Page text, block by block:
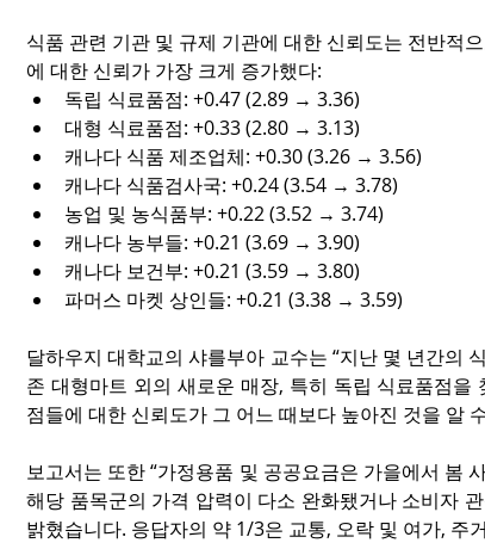
식품 관련 기관 및 규제 기관에 대한 신뢰도는 전반적
에 대한 신뢰가 가장 크게 증가했다:
독립 식료품점: +0.47 (2.89 → 3.36)
대형 식료품점: +0.33 (2.80 → 3.13)
캐나다 식품 제조업체: +0.30 (3.26 → 3.56)
캐나다 식품검사국: +0.24 (3.54 → 3.78)
농업 및 농식품부: +0.22 (3.52 → 3.74)
캐나다 농부들: +0.21 (3.69 → 3.90)
캐나다 보건부: +0.21 (3.59 → 3.80)
파머스 마켓 상인들: +0.21 (3.38 → 3.59)
달하우지 대학교의 샤를부아 교수는 “지난 몇 년간의
존 대형마트 외의 새로운 매장, 특히 독립 식료품점
점들에 대한 신뢰도가 그 어느 때보다 높아진 것을 알
보고서는 또한 “가정용품 및 공공요금은 가을에서 봄
해당 품목군의 가격 압력이 다소 완화됐거나 소비자
밝혔습니다. 응답자의 약 1/3은 교통, 오락 및 여가, 주